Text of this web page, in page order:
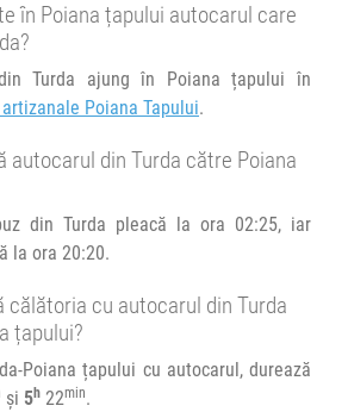
Zile de circulație:
L M M J V S
sporturilor
de operator.
Petrom
Low Cost :
itinerariu
Piata artizanale Poiana Tapului
în Poiana țapului autocarul care
Turda ajung în Poiana țapului în
Poiana Tapului.
autocarul din Turda către Poiana
din Turda pleacă la ora 02:25, iar
la ora 20:20.
călătoria cu autocarul din Turda
țapului?
Poiana țapului cu autocarul, durează
și 5h 22min.